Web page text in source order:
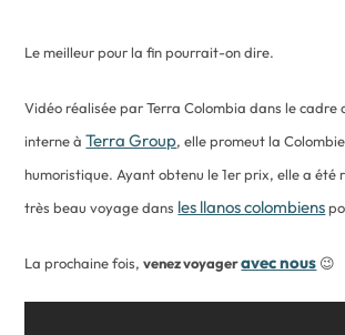
Le meilleur pour la fin pourrait-on dire.
Vidéo réalisée par Terra Colombia dans le cadre
interne àTerra Group, elle promeut la
humoristique. Ayant obtenu le 1er prix, elle a été
très beau voyage dans les llanos colombiens
La prochaine fois,venez voyageravec nous 😉